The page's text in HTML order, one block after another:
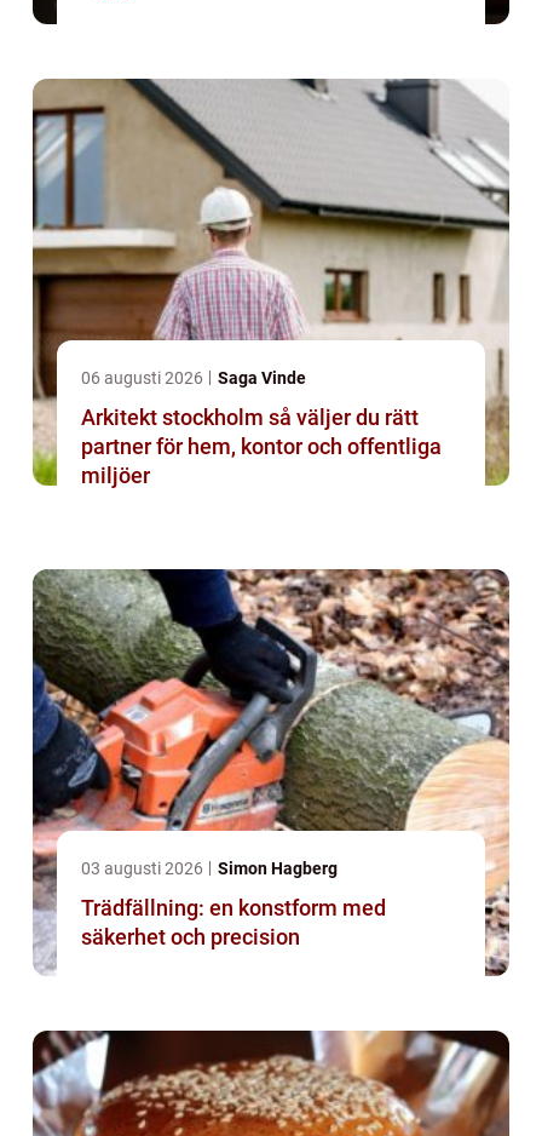
06 augusti 2026 Saga Vinde
Arkitekt stockholm så väljer du rätt
partner för hem, kontor och offentliga
miljöer
03 augusti 2026 Simon Hagberg
Trädfällning: en konstform med
säkerhet och precision